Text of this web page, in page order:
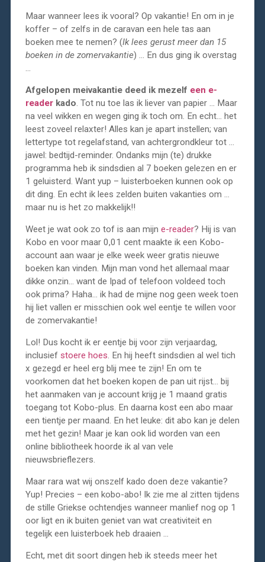
Maar wanneer lees ik vooral? Op vakantie! En om in je
koffer – of zelfs in de caravan een hele tas aan
boeken mee te nemen? (Ik lees gerust meer dan 15
boeken in de zomervakantie) … En dus ging ik overstag
Afgelopen meivakantie deed ik mezelf een e-
reader kado. Tot nu toe las ik liever van papier … Maar
na veel wikken en wegen ging ik toch om. En echt… het
leest zoveel relaxter! Alles kan je apart instellen; van
lettertype tot regelafstand, van achtergrondkleur tot …
jawel: bedtijd-reminder. Ondanks mijn (te) drukke
programma heb ik sindsdien al 7 boeken gelezen en er
1 geluisterd. Want yup – luisterboeken kunnen ook op
dit ding. En echt ik lees zelden buiten vakanties om …
maar nu is het zo makkelijk!!
Weet je wat ook zo tof is aan mijn e-reader? Hij is van
Kobo en voor maar 0,01 cent maakte ik een Kobo-
account aan waar je elke week weer gratis nieuwe
boeken kan vinden. Mijn man vond het allemaal maar
dikke onzin… want de Ipad of telefoon voldeed toch
ook prima? Haha… ik had de mijne nog geen week toen
hij liet vallen er misschien ook wel eentje te willen voor
de zomervakantie!
Lol! Dus kocht ik er eentje bij voor zijn verjaardag,
inclusief stoere hoes. En hij heeft sindsdien al wel tich
x gezegd er heel erg blij mee te zijn! En om te
voorkomen dat het boeken kopen de pan uit rijst… bij
het aanmaken van je account krijg je 1 maand gratis
toegang tot Kobo-plus. En daarna kost een abo maar
een tientje per maand. En het leuke: dit abo kan je delen
met het gezin! Maar je kan ook lid worden van een
online bibliotheek hoorde ik al van vele
nieuwsbrieflezers.
Maar rara wat wij onszelf kado doen deze vakantie?
Yup! Precies – een kobo-abo! Ik zie me al zitten tijdens
de stille Griekse ochtendjes wanneer manlief nog op 1
oor ligt en ik buiten geniet van wat creativiteit en
tegelijk een luisterboek heb draaien …
Echt, met dit soort dingen heb ik steeds meer het